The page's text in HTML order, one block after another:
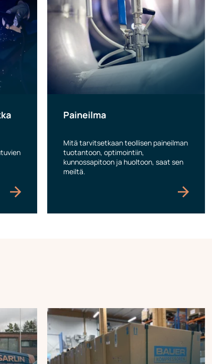
Paineilma
Mitä tarvitsetkaan teollisen paineilman
tuotantoon, optimointiin,
kunnossapitoon ja huoltoon, saat sen
meiltä.